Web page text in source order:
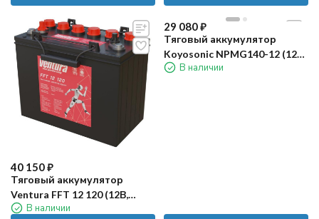
40 150₽
Тяговый аккумулятор
Ventura FFT 12 120 (12В,
120Ач, WET)
В наличии
29 080₽
Тяговый аккумулятор
Koyosonic NPMG140-12 (12В,
140А/ч)
В наличии